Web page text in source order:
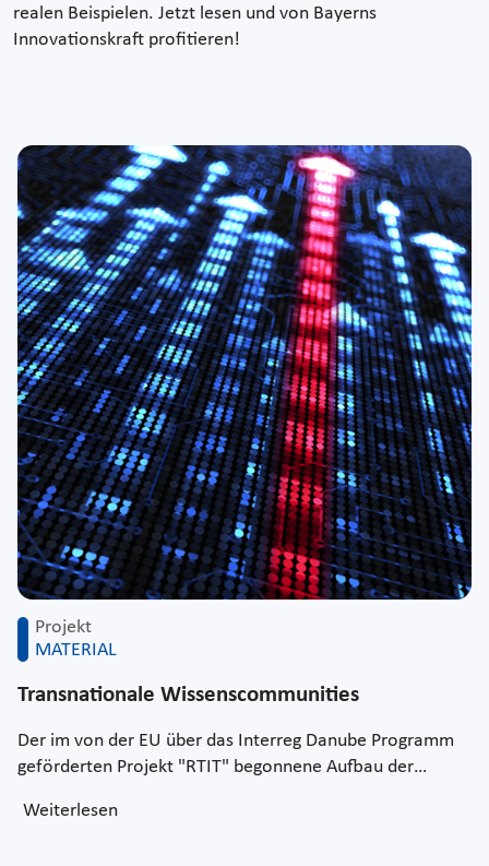
realen Beispielen. Jetzt lesen und von Bayerns
Innovationskraft profitieren!
Projekt
MATERIAL
Transnationale Wissenscommunities
Der im von der EU über das Interreg Danube Programm
geförderten Projekt "RTIT" begonnene Aufbau der…
Weiterlesen